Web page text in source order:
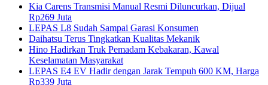
Kia Carens Transmisi Manual Resmi Diluncurkan, Dijual
Rp269 Juta
LEPAS L8 Sudah Sampai Garasi Konsumen
Daihatsu Terus Tingkatkan Kualitas Mekanik
Hino Hadirkan Truk Pemadam Kebakaran, Kawal
Keselamatan Masyarakat
LEPAS E4 EV Hadir dengan Jarak Tempuh 600 KM, Harga
Rp339 Juta